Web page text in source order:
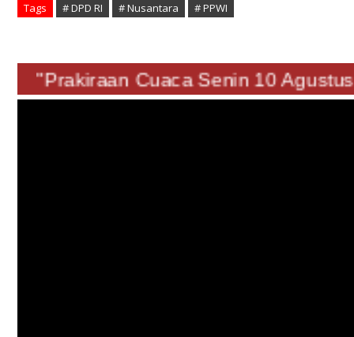
Tags # DPD RI # Nusantara # PPWI
"Prakiraan Cuaca Senin 10